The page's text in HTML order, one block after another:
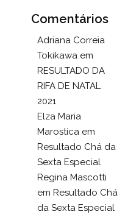
Comentários
Adriana Correia
Tokikawaem
RESULTADO DA
RIFA DE NATAL
2021
Elza Maria
Marosticaem
Resultado Chá da
Sexta Especial
Regina Mascotti
em Resultado Chá
da Sexta Especial